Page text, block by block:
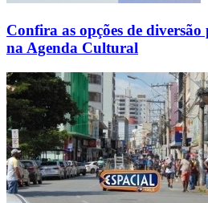
Confira as opções de
na Agenda Cultural